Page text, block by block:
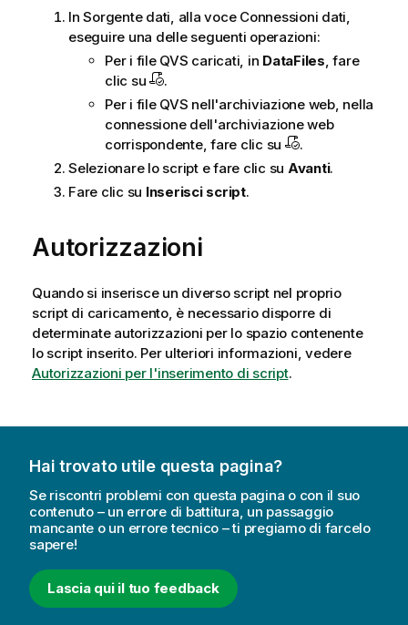
In Sorgente dati, alla voce Connessioni dati,
eseguire una delle seguenti operazioni:
Per i file QVS caricati, in DataFiles, fare
clic su
.
Per i file QVS nell'archiviazione web, nella
connessione dell'archiviazione web
corrispondente, fare clic su
.
Selezionare lo script e fare clic su Avanti.
Fare clic su Inserisci script.
Autorizzazioni
Quando si inserisce un diverso script nel proprio
script di caricamento, è necessario disporre di
determinate autorizzazioni per lo spazio contenente
lo script inserito. Per ulteriori informazioni, vedere
Autorizzazioni per l'inserimento di script.
Hai trovato utile questa pagina?
Se riscontri problemi con questa pagina o con il suo
contenuto – un errore di battitura, un passaggio
mancante o un errore tecnico – ti pregiamo di farcelo
sapere!
Lascia qui il tuo feedback